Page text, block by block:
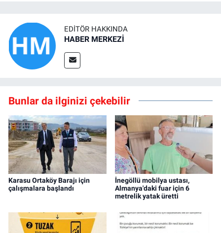
EDITÖR HAKKINDA
HABER MERKEZİ
Bunlar da ilginizi çekebilir
Karasu Ortaköy Barajı için
çalışmalara başlandı
İnegöllü mobilya ustası,
Almanya'daki fuar için 6
metrelik yatak üretti